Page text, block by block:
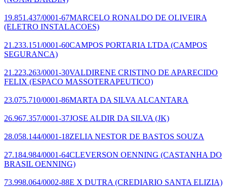
19.851.437/0001-67MARCELO RONALDO DE OLIVEIRA
(ELETRO INSTALACOES)
21.233.151/0001-60CAMPOS PORTARIA LTDA (CAMPOS
SEGURANCA)
21.223.263/0001-30VALDIRENE CRISTINO DE APARECIDO
FELIX (ESPACO MASSOTERAPEUTICO)
23.075.710/0001-86MARTA DA SILVA ALCANTARA
26.967.357/0001-37JOSE ALDIR DA SILVA (JK)
28.058.144/0001-18ZELIA NESTOR DE BASTOS SOUZA
27.184.984/0001-64CLEVERSON OENNING (CASTANHA DO
BRASIL OENNING)
73.998.064/0002-88E X DUTRA (CREDIARIO SANTA ELIZIA)